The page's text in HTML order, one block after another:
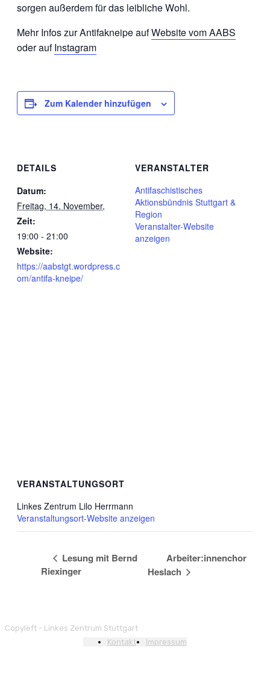
sorgen außerdem für das leibliche Wohl.
Mehr Infos zur Antifakneipe aufWebsite vom AABS
oder aufInstagram
Zum Kalender hinzufügen
DETAILS
Datum:
Freitag, 14. November,
Zeit:
19:00 - 21:00
Website:
https://aabstgt.wordpress.c
om/antifa-kneipe/
VERANSTALTER
Antifaschistisches
Aktionsbündnis Stuttgart &
Region
Veranstalter-Website
anzeigen
VERANSTALTUNGSORT
Linkes Zentrum Lilo Herrmann
Veranstaltungsort-Website anzeigen
Lesung mit Bernd
Riexinger
Arbeiter:innenchor
Heslach
Copyleft - Linkes Zentrum Stuttgart
Kontakt
Impressum